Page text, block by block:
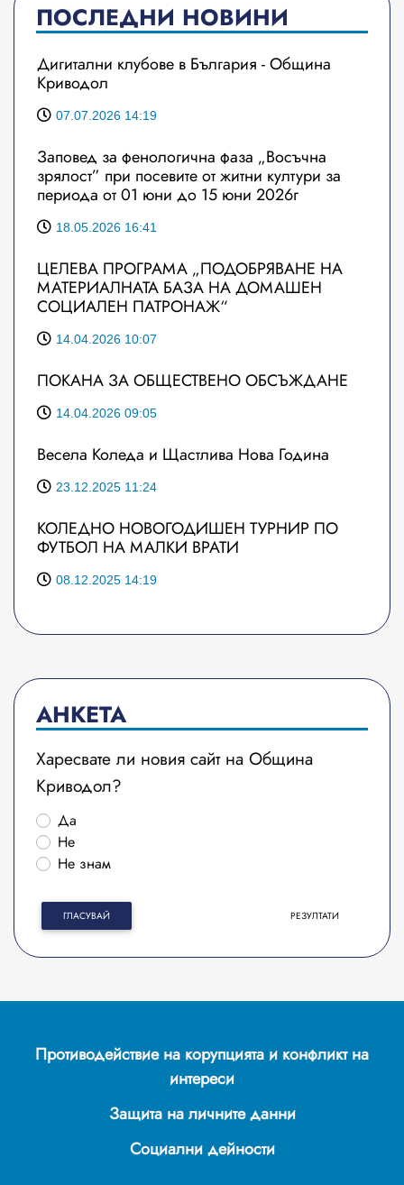
ПОСЛЕДНИ НОВИНИ
Дигитални клубове в България - Община
Криводол
07.07.2026 14:19
Заповед за фенологична фаза „Восъчна
зрялост” при посевите от житни култури за
периода от 01 юни до 15 юни 2026г
18.05.2026 16:41
ЦЕЛЕВА ПРОГРАМА „ПОДОБРЯВАНЕ НА
МАТЕРИАЛНАТА БАЗА НА ДОМАШЕН
СОЦИАЛЕН ПАТРОНАЖ“
14.04.2026 10:07
ПОКАНА ЗА ОБЩЕСТВЕНО ОБСЪЖДАНЕ
14.04.2026 09:05
Весела Коледа и Щастлива Нова Година
23.12.2025 11:24
КОЛЕДНО НОВОГОДИШЕН ТУРНИР ПО
ФУТБОЛ НА МАЛКИ ВРАТИ
08.12.2025 14:19
АНКЕТА
Харесвате ли новия сайт на Община
Криводол?
Да
Не
Не знам
ГЛАСУВАЙ РЕЗУЛТАТИ
Противодействие на корупцията и конфликт на
интереси
Защита на личните данни
Социални дейности